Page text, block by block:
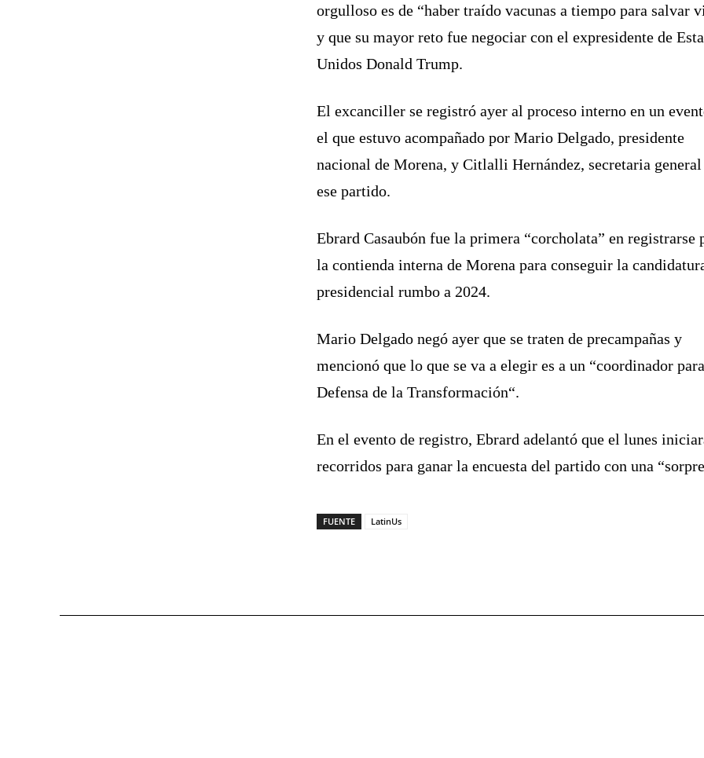
orgulloso es de “haber traído vacunas a tiempo para salvar
y que su mayor reto fue negociar con el expresidente de
Unidos Donald Trump.
El excanciller se registró ayer al proceso interno en un
el que estuvo acompañado por Mario Delgado, presidente
nacional de Morena, y Citlalli Hernández, secretaria general
ese partido.
Ebrard Casaubón fue la primera “corcholata” en registrarse
la contienda interna de Morena para conseguir la
presidencial rumbo a 2024.
Mario Delgado negó ayer que se traten de precampañas y
mencionó que lo que se va a elegir es a un “coordinador
Defensa de la Transformación“.
En el evento de registro, Ebrard adelantó que el lunes
recorridos para ganar la encuesta del partido con una
FUENTE LatinUs